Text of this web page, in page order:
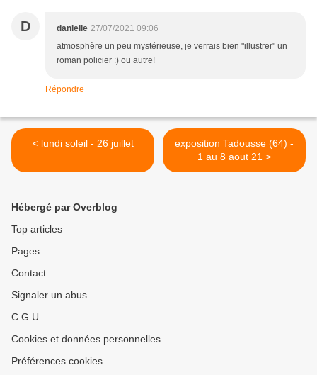
D danielle 27/07/2021 09:06
atmosphère un peu mystérieuse, je verrais bien "illustrer" un
roman policier :) ou autre!
Répondre
< lundi soleil - 26 juillet
exposition Tadousse (64) -
1 au 8 aout 21 >
Hébergé par Overblog
Top articles
Pages
Contact
Signaler un abus
C.G.U.
Cookies et données personnelles
Préférences cookies